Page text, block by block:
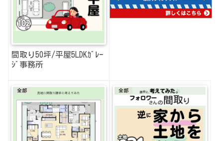
間取り50坪/平屋5LDKｶﾞﾚｰ
ｼﾞ事務所
全部 全部